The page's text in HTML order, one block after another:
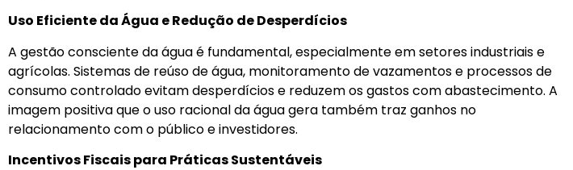
Uso Eficiente da Água e Redução de Desperdícios
A gestão consciente da água é fundamental, especialmente em setores industriais e
agrícolas. Sistemas de reúso de água, monitoramento de vazamentos e processos de
consumo controlado evitam desperdícios e reduzem os gastos com abastecimento. A
imagem positiva que o uso racional da água gera também traz ganhos no
relacionamento com o público e investidores.
Incentivos Fiscais para Práticas Sustentáveis